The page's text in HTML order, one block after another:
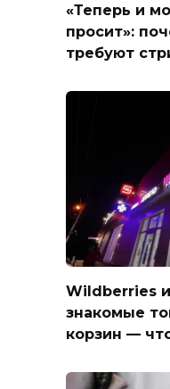
«Теперь и
просит»:
требуют
Wildberries и
знакомые
корзин —